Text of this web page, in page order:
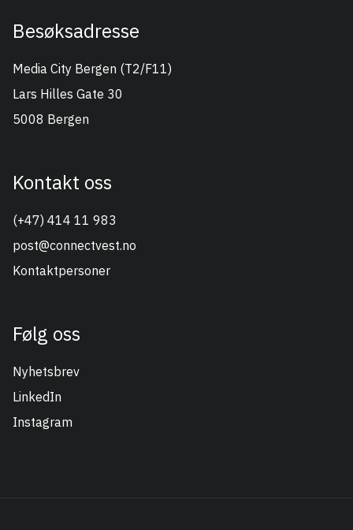
Besøksadresse
Connect Vest
Media City Bergen (T2/F11)
Lars Hilles Gate 30
5008 Bergen
Kontakt oss
(+47) 414 11 983
post@connectvest.no
Kontaktpersoner
Følg oss
Nyhetsbrev
LinkedIn
Instagram